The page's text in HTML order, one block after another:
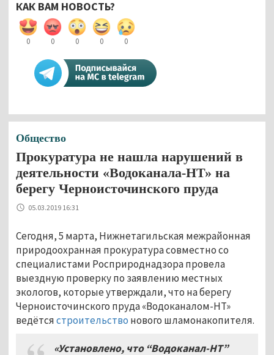
КАК ВАМ НОВОСТЬ?
0 0 0 0 0
Общество
Прокуратура не нашла нарушений в
деятельности «Водоканала-НТ» на
берегу Черноисточинского пруда
05.03.2019 16:31
Сегодня, 5 марта, Нижнетагильская межрайонная
природоохранная прокуратура совместно со
специалистами Росприроднадзора провела
выездную проверку по заявлению местных
экологов, которые утверждали, что на берегу
Черноисточинского пруда «Водоканалом-НТ»
ведётсястроительство нового шламонакопителя.
«Установлено, что “Водоканал-НТ”